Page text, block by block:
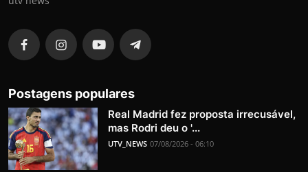
Postagens populares
Real Madrid fez proposta irrecusável,
mas Rodri deu o '...
UTV_NEWS 07/08/2026 - 06:10